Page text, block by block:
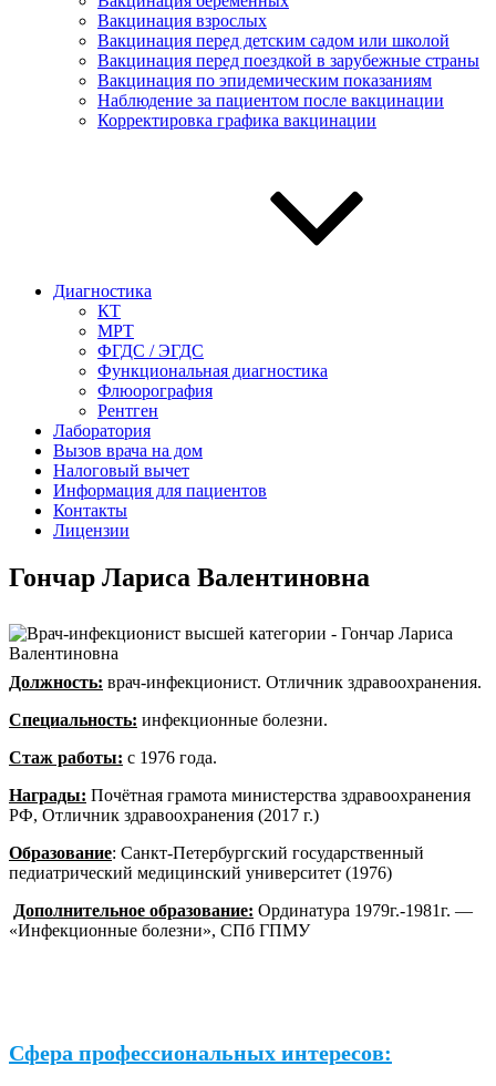
Вакцинация взрослых
Вакцинация перед детским садом или школой
Вакцинация перед поездкой в зарубежные страны
Вакцинация по эпидемическим показаниям
Наблюдение за пациентом после вакцинации
Корректировка графика вакцинации
Диагностика
КТ
МРТ
ФГДС / ЭГДС
Функциональная диагностика
Флюорография
Рентген
Лаборатория
Вызов врача на дом
Налоговый вычет
Информация для пациентов
Контакты
Лицензии
Гончар Лариса Валентиновна
Должность: врач-инфекционист. Отличник здравоохранения.
Специальность: инфекционные болезни.
Стаж работы: с 1976 года.
Награды: Почётная грамота министерства здравоохранения
РФ, Отличник здравоохранения (2017 г.)
Образование: Санкт-Петербургский государственный
педиатрический медицинский университет (1976)
Дополнительное образование: Ординатура 1979г.-1981г. —
«Инфекционные болезни», СПб ГПМУ
Сфера профессиональных интересов: